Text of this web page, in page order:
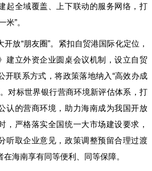
起全域覆盖、上下联动的服务网络，打
米”。
“朋友圈”。紧扣自贸港国际化定位，
建立外资企业圆桌会议机制，设立自贸
开联系方式，将政策落地纳入“高效办成
对标世界银行营商环境新评估体系，打
认的营商环境，助力海南成为我国开放
，严格落实全国统一大市场建设要求，
听取企业意见，政策调整预留合理过渡
海南享有同等便利、同等保障。